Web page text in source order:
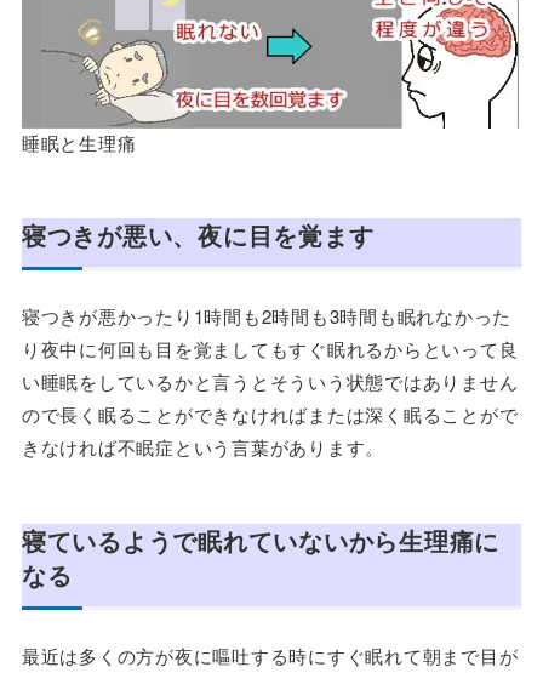
睡眠と生理痛
寝つきが悪い、夜に目を覚ます
寝つきが悪かったり1時間も2時間も3時間も眠れなかった
り夜中に何回も目を覚ましてもすぐ眠れるからといって良
い睡眠をしているかと言うとそういう状態ではありません
ので長く眠ることができなければまたは深く眠ることがで
きなければ不眠症という言葉があります。
寝ているようで眠れていないから生理痛に
なる
最近は多くの方が夜に嘔吐する時にすぐ眠れて朝まで目が